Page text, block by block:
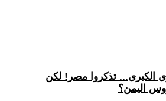
الكبرى... تذكروا مصر! لكن
اليمن؟